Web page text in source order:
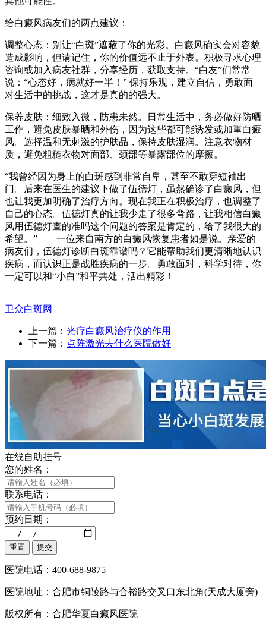
给白癜风病友们的两点建议：
调整心态：别让“白斑”遮蔽了你的光彩。白癜风确实会对容貌
造成影响，但请记住，你的价值远不止于外表。积极寻求心理
咨询或加入病友社群，分享经历，获取支持。“白友”们常常
说：“心态好，病就好一半！” 保持乐观，建立自信，勇敢面
对生活中的挑战，这才是真的的强大。
保养皮肤：细致入微，防患未然。日常生活中，务必做好防晒
工作，避免皮肤暴晒和外伤，因为这些都可能诱发或加重白癜
风。选择温和无刺激的护肤品，保持皮肤湿润。注意衣物材
质，避免粗糙衣物对面部、颈部等暴露部位的摩擦。
“我曾经因为身上的白斑感到非常自卑，甚至不敢穿短袖出
门。后来在医生的建议下做了伍德灯，虽然确诊了白癜风，但
也让我更加明确了治疗方向。现在我正在积极治疗，也调整了
自己的心态。伍德灯真的让我少走了很多弯路，让我相信白癜
风用伍德灯查的准吗这个问题的答案是肯定的，给了我很大的
希望。”——一位来自南方的白癜风恢复患者如是说。亲爱的
病友们，伍德灯诊断白斑靠谱吗？它能帮助我们更清晰地认识
疾病，而认识正是战胜疾病的一步。勇敢面对，科学对待，你
一定可以和“小白”和平共处，活出精彩！
卫众白斑网
上一篇： 光疗白癜风治疗仪的作用
下一篇： 点阵激光去什么医院做好
在线自助挂号
您的姓名：
联系电话：
预约日期：
医院电话：400-688-9875
医院地址：合肥市铜陵路与合裕路交叉口东北角(天成大厦旁)
版权所有：合肥华夏白癜风医院